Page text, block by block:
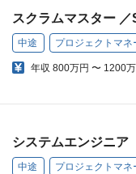
スクラムマスター
中途 プロジェクトマ
年収 800万円 〜 1200
システムエンジニ
中途 プロジェクトマ